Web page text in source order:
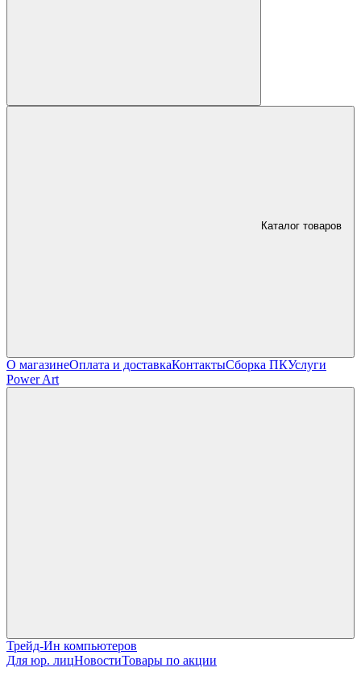
Каталог товаров
О магазинеОплата и доставкаКонтактыСборка ПКУслуги
Power Art
Трейд-Ин компьютеров
Для юр. лицНовостиТовары по акции